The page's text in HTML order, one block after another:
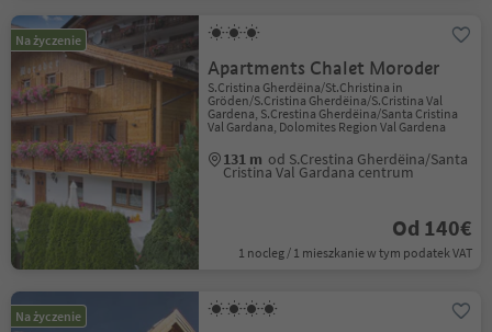
Na życzenie
Apartments Chalet Moroder
S.Cristina Gherdëina/St.Christina in
Gröden/S.Cristina Gherdëina/S.Cristina Val
Gardena, S.Crestina Gherdëina/Santa Cristina
Val Gardana, Dolomites Region Val Gardena
131 m od S.Crestina Gherdëina/Santa
Cristina Val Gardana centrum
Od 140€
1 nocleg / 1 mieszkanie w tym podatek VAT
Na życzenie